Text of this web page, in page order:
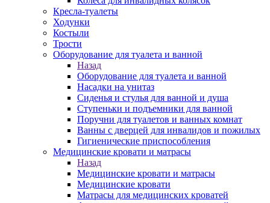
Кресла-туалеты
Ходунки
Костыли
Трости
Оборудование для туалета и ванной
Назад
Оборудование для туалета и ванной
Насадки на унитаз
Сиденья и стулья для ванной и душа
Ступеньки и подъемники для ванной
Поручни для туалетов и ванных комнат
Ванны с дверцей для инвалидов и пожилых
Гигиенические приспособления
Медицинские кровати и матрасы
Назад
Медицинские кровати и матрасы
Медицинские кровати
Матрасы для медицинских кроватей